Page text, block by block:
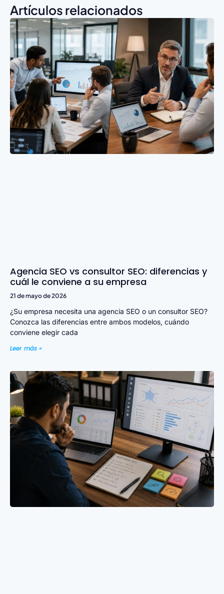
Artículos relacionados
Agencia SEO vs consultor SEO: diferencias y
cuál le conviene a su empresa
21 de mayo de 2026
¿Su empresa necesita una agencia SEO o un consultor SEO?
Conozca las diferencias entre ambos modelos, cuándo
conviene elegir cada
Leer más »